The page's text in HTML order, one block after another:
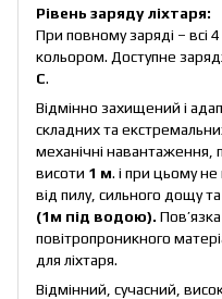
Рівень заряду ліхтаря:
При повному заряді – всі
кольором. Доступне
C.
Відмінно захищений і
складних та
механічні навантаження,
висоти 1 м. і при цьому
від пилу, сильного дощу
(1м під водою).
повітропроникного
для ліхтаря.
Відмінний, сучасний,